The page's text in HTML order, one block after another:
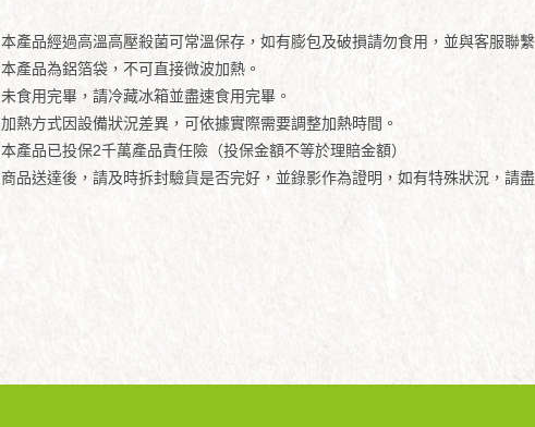
本產品經過高溫高壓殺菌可常溫保存，如有膨包及破損請勿食用，並與客服聯繫
本產品為鋁箔袋，不可直接微波加熱。
未食用完畢，請冷藏冰箱並盡速食用完畢。
加熱方式因設備狀況差異，可依據實際需要調整加熱時間。
本產品已投保2千萬產品責任險（投保金額不等於理賠金額）​
商品送達後，請及時拆封驗貨是否完好，並錄影作為證明，如有特殊狀況，請